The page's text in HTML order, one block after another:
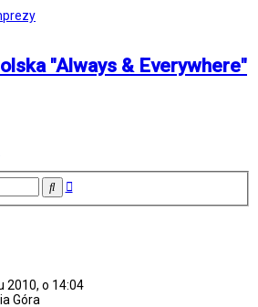
"Always & Everywhere"
SzukajWyszukiwanie
2010, o 14:04
Góra